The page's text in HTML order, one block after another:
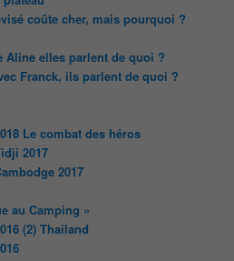
coûte cher, mais pourquoi ?
Aline elles parlent de quoi ?
Franck, ils parlent de quoi ?
Le combat des héros
2017
2017
au Camping »
(2) Thailand